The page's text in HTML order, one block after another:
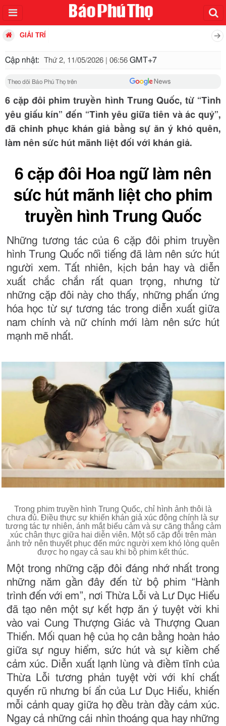
GIẢI TRÍ
Cập nhật: Thứ 2, 11/05/2026 | 06:56 GMT+7
Theo dõi Báo Phú Thọ trên
6 cặp đôi phim truyền hình Trung Quốc, từ “Tình
yêu giấu kín” đến “Tình yêu giữa tiên và ác quỷ”,
đã chinh phục khán giả bằng sự ăn ý khó quên,
làm nên sức hút mãnh liệt đối với khán giả.
6 cặp đôi Hoa ngữ làm nên
sức hút mãnh liệt cho phim
truyền hình Trung Quốc
Những tương tác của 6 cặp đôi phim truyền
hình Trung Quốc nổi tiếng đã làm nên sức hút
người xem. Tất nhiên, kịch bản hay và diễn
xuất chắc chắn rất quan trọng, nhưng từ
những cặp đôi này cho thấy, những phẩn ứng
hóa học từ sự tương tác trong diễn xuất giữa
nam chính và nữ chính mới làm nên sức hút
mạnh mẽ nhất.
Trong phim truyền hình Trung Quốc, chỉ hình ảnh thôi là
chưa đủ. Điều thực sự khiến khán giả xúc động chính là sự
tương tác tự nhiên, ánh mắt biểu cảm và sự căng thẳng cảm
xúc chân thực giữa hai diễn viên. Một số cặp đôi trên màn
ảnh trở nên thuyết phục đến mức người xem khó lòng quên
được họ ngay cả sau khi bộ phim kết thúc.
Một trong những cặp đôi đáng nhớ nhất trong
những năm gần đây đến từ bộ phim “Hành
trình đến với em”, nơi Thừa Lỗi và Lư Dục Hiểu
đã tạo nên một sự kết hợp ăn ý tuyệt vời khi
vào vai Cung Thượng Giác và Thượng Quan
Thiển. Mối quan hệ của họ cân bằng hoàn hảo
giữa sự nguy hiểm, sức hút và sự kiềm chế
cảm xúc. Diễn xuất lạnh lùng và điềm tĩnh của
Thừa Lỗi tương phản tuyệt vời với khí chất
quyến rũ nhưng bí ẩn của Lư Dục Hiểu, khiến
mỗi cảnh quay giữa họ đều tràn đầy cảm xúc.
Ngay cả những cái nhìn thoáng qua hay những